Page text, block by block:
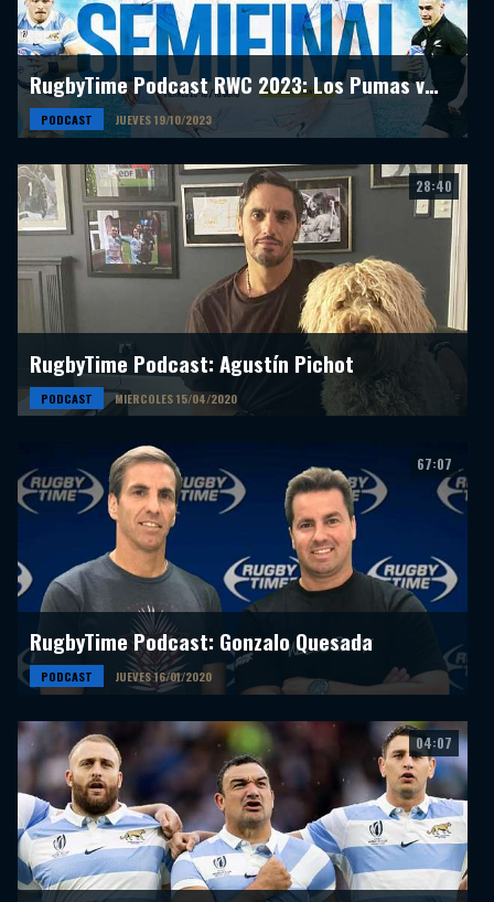
RugbyTime Podcast RWC 2023: Los Pumas vs All Blacks
PODCAST JUEVES 19/10/2023
28:40
RugbyTime Podcast: Agustín Pichot
PODCAST MIERCOLES 15/04/2020
67:07
RugbyTime Podcast: Gonzalo Quesada
PODCAST JUEVES 16/01/2020
04:07